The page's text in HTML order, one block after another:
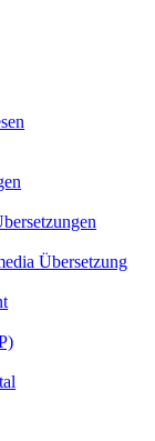
Übersetzung